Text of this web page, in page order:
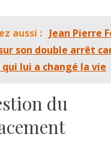
aussi : Jean Pierre
son double arrêt
lui a changé la vie
du